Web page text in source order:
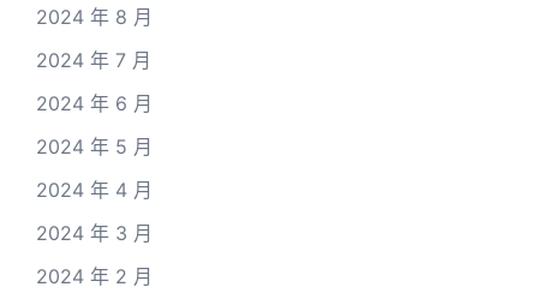
2024 年 8 月
2024 年 7 月
2024 年 6 月
2024 年 5 月
2024 年 4 月
2024 年 3 月
2024 年 2 月